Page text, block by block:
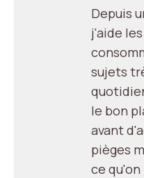
Depuis
j'aide
sujets
le bon
avant
pièges
ce